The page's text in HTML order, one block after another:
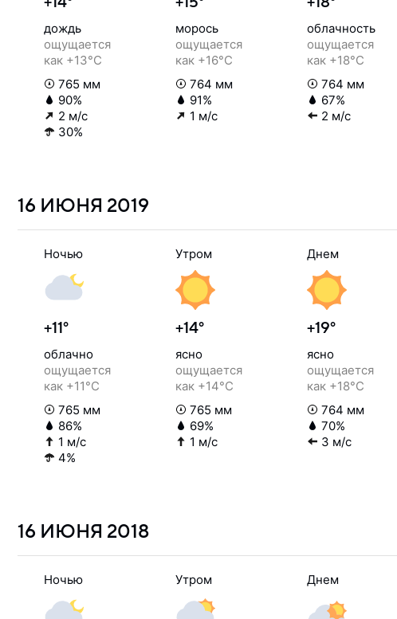
дождь
ощущается
как +13°C
765 мм
90%
2 м/с
30%
морось
ощущается
как +16°C
764 мм
91%
1 м/с
облачность
ощущается
как +18°C
764 мм
67%
2 м/с
16 ИЮНЯ 2019
Ночью
+11°
облачно
ощущается
как +11°C
765 мм
86%
1 м/с
4%
Утром
+14°
ясно
ощущается
как +14°C
765 мм
69%
1 м/с
Днем
+19°
ясно
ощущается
как +18°C
764 мм
70%
3 м/с
16 ИЮНЯ 2018
Ночью Утром Днем